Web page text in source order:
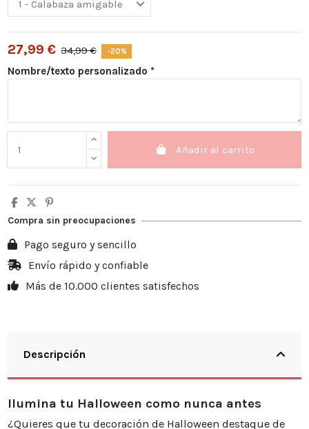
27,99 € 34,99 € -20%
Nombre/texto personalizado *
Añadir al carrito
Compra sin preocupaciones
Pago seguro y sencillo
Envío rápido y confiable
Más de 10.000 clientes satisfechos
Descripción
Ilumina tu Halloween como nunca antes
¿Quieres que tu decoración de Halloween destaque de